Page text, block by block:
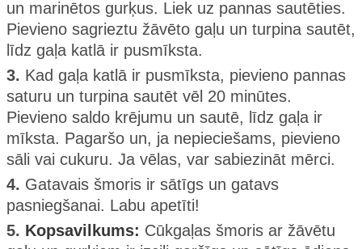
un marinētos gurķus. Liek uz pannas sautēties.
Pievieno sagrieztu žāvēto gaļu un turpina sautēt,
līdz gaļa katlā ir pusmīksta.
3. Kad gaļa katlā ir pusmīksta, pievieno pannas
saturu un turpina sautēt vēl 20 minūtes.
Pievieno saldo krējumu un sautē, līdz gaļa ir
mīksta. Pagaršo un, ja nepieciešams, pievieno
sāli vai cukuru. Ja vēlas, var sabiezināt mērci.
4. Gatavais šmoris ir sātīgs un gatavs
pasniegšanai. Labu apetīti!
5. Kopsavilkums: Cūkgaļas šmoris ar žāvētu